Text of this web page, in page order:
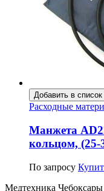
Добавить в
Расходные
Манжета
кольцом, (25-
По запросу
Медтехника Чебоксары